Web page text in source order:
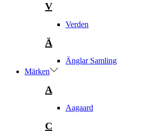
V
Verden
Ä
Änglar Samling
Märken
A
Aagaard
C